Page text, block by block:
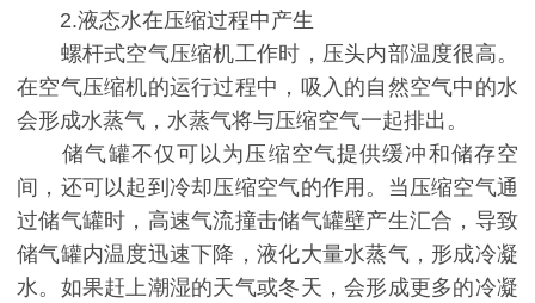
2.液态水在压缩过程中产生
螺杆式空气压缩机工作时，压头内部温度很高。
在空气压缩机的运行过程中，吸入的自然空气中的水
会形成水蒸气，水蒸气将与压缩空气一起排出。
储气罐不仅可以为压缩空气提供缓冲和储存空
间，还可以起到冷却压缩空气的作用。当压缩空气通
过储气罐时，高速气流撞击储气罐壁产生汇合，导致
储气罐内温度迅速下降，液化大量水蒸气，形成冷凝
水。如果赶上潮湿的天气或冬天，会形成更多的冷凝